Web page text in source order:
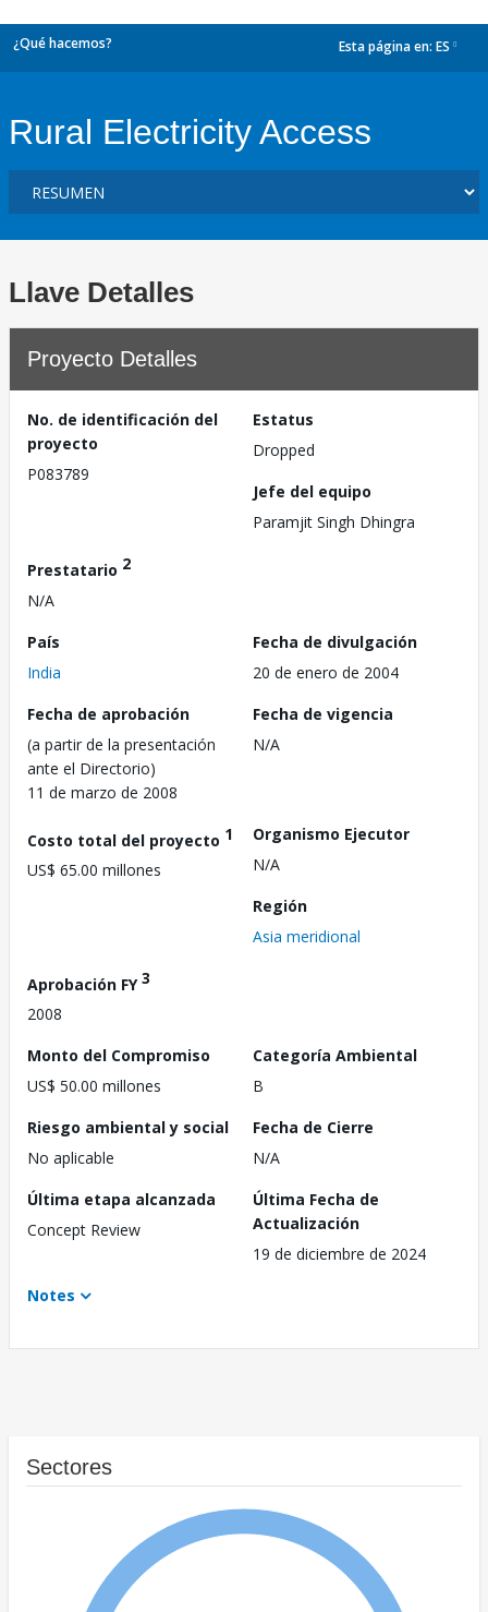
¿Qué hacemos? Esta página en: ES
Rural Electricity Access
Llave Detalles
Proyecto Detalles
No. de identificación del
proyecto
P083789
Estatus
Dropped
Jefe del equipo
Paramjit Singh Dhingra
Prestatario 2
N/A
País
India
Fecha de divulgación
20 de enero de 2004
Fecha de aprobación
(a partir de la presentación
ante el Directorio)
11 de marzo de 2008
Fecha de vigencia
N/A
Costo total del proyecto 1
US$ 65.00 millones
Organismo Ejecutor
N/A
Región
Asia meridional
Aprobación FY3
2008
Monto del Compromiso
US$ 50.00 millones
Categoría Ambiental
B
Riesgo ambiental y social
No aplicable
Fecha de Cierre
N/A
Última etapa alcanzada
Concept Review
Última Fecha de
Actualización
19 de diciembre de 2024
Notes
Sectores